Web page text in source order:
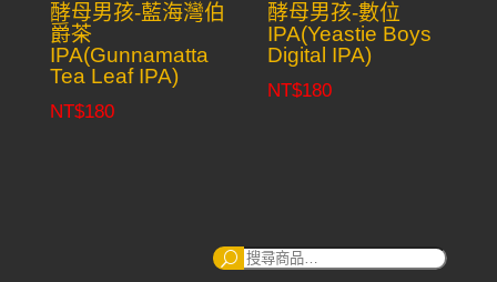
酵母男孩-藍海灣伯
爵茶
IPA(Gunnamatta
Tea Leaf IPA)
NT$180
酵母男孩-數位
IPA(Yeastie Boys
Digital IPA)
NT$180
搜